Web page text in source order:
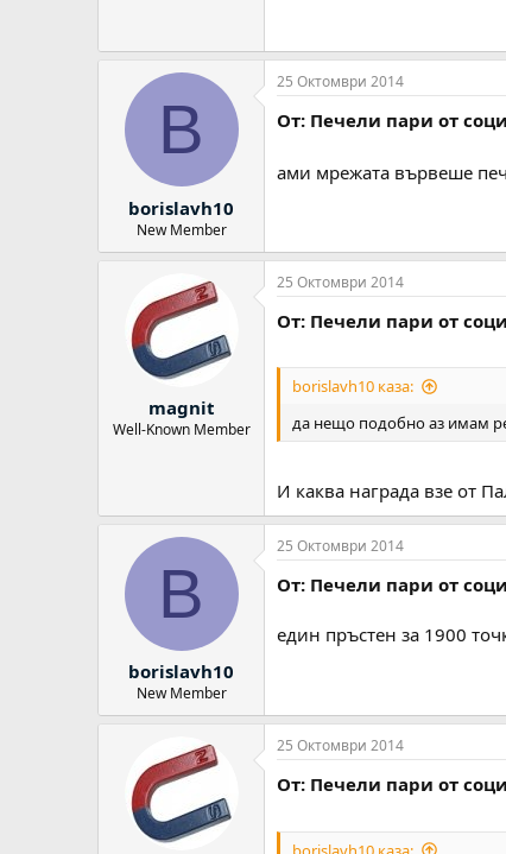
B
borislavh10
New Member
25 Октомври 2014
От: Печели пари от
ами мрежата вървеше
magnit
Well-Known Member
25 Октомври 2014
От: Печели пари от
borislavh10 каза:
да нещо подобно аз имам
И каква награда взе от
B
borislavh10
New Member
25 Октомври 2014
От: Печели пари от
един пръстен за 1900
25 Октомври 2014
От: Печели пари от